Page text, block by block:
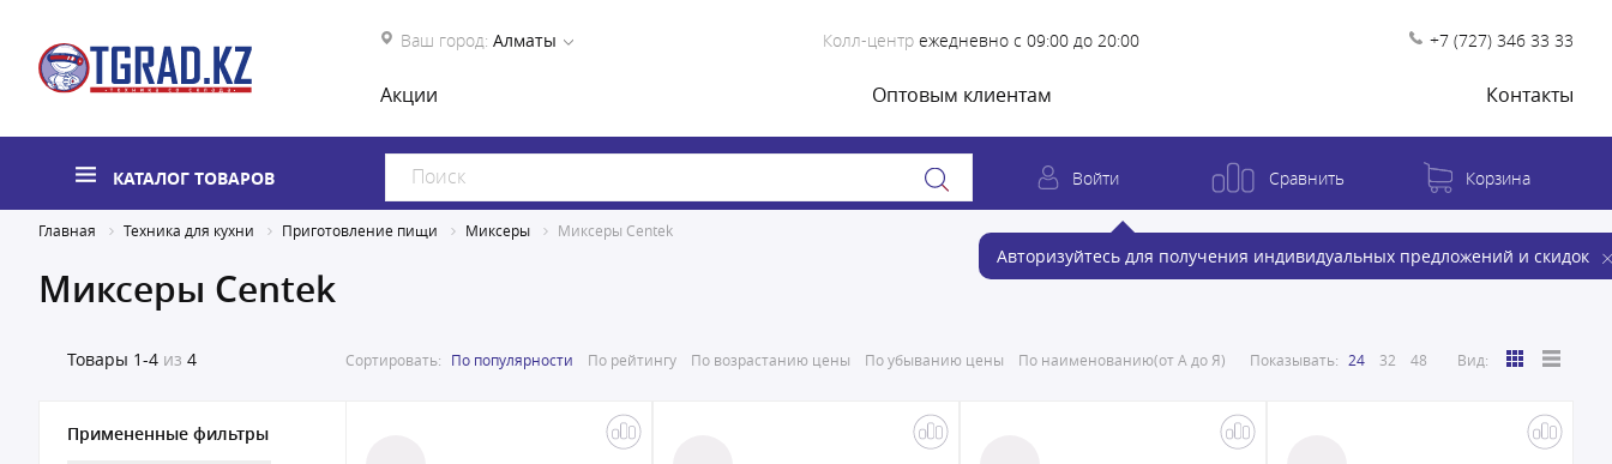
Ваш город: Алматы Колл-центр ежедневно с 09:00 до 20:00 +7 (727) 346 33 33
Акции Оптовым клиентам Контакты
КАТАЛОГ ТОВАРОВ Войти
Авторизуйтесь для получения индивидуальных предложений и скидок
Сравнить Корзина
Главная Техника для кухни Приготовление пищи Миксеры Миксеры Centek
Миксеры Centek
Товары 1-4 из 4 Сортировать: По популярности По рейтингу По возрастанию цены По убыванию цены По наименованию(от А до Я) Показывать: 24 32 48 Вид:
Примененные фильтры